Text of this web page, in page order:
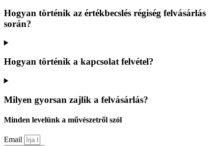
Hogyan történik az értékbecslés régiség felvásárlás
során?
Hogyan történik a kapcsolat felvétel?
Milyen gyorsan zajlik a felvásárlás?
Minden levelünk a művészetről szól
Email